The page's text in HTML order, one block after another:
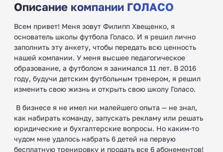
Описание компании ГОЛАСО
Всем привет! Меня зовут Филипп Хвещенко, я
основатель школы футбола Голасо. И я решил лично
заполнить эту анкету, чтобы передать всю ценность
нашей компании. У меня высшее педагогическое
образование, а футболом я занимался 11 лет. В 2016
году, будучи детским футбольным тренером, я решил
изменить свою жизнь и открыть свою школу Голасо.
‍ В бизнесе я не имел ни малейшего опыта — не знал,
как набирать команду, запускать рекламу или решать
юридические и бухгалтерские вопросы. Но каким-то
чудом мне удалось набрать 6 детей на первую
бесплатную тренировку и продать все 6 абонементов!